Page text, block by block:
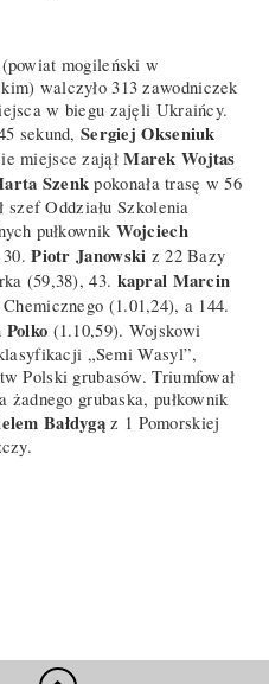
mogileński w
walczyło 313 zawodniczek
w biegu zajęli Ukraińcy.
sekund,Sergiej Okseniuk
miejsce zająłMarek Wojtas
Szenkpokonała trasę w 56
szef Oddziału Szkolenia
pułkownik Wojciech
30.Piotr Janowski z 22 Bazy
(59,38), 43. kapral Marcin
(1.01,24), a 144.
Polko (1.10,59). Wojskowi
„Semi Wasyl”,
Polski grubasów. Triumfował
grubaska, pułkownik
Bałdygą z 1 Pomorskiej